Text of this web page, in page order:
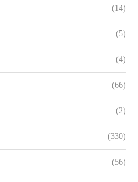
(14)
(5)
(4)
(66)
(2)
(330)
(56)